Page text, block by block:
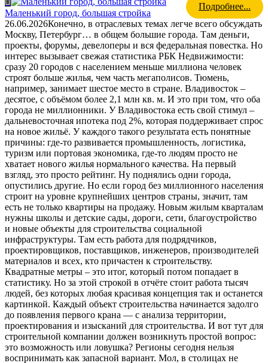
Подробнее...
Маленький город, большая стройка
26.06.2026Конечно, в отраслевых темах легче всего обсуждать
Москву, Петербург… в общем большие города. Там деньги,
проекты, форумы, девелоперы и вся федеральная повестка. Но
интерес вызывает свежая статистика РБК Недвижимости:
сразу 20 городов с населением меньше миллиона человек
строят больше жилья, чем часть мегаполисов. Тюмень,
например, занимает шестое место в стране. Владивосток –
десятое, с объёмом более 2,1 млн кв. м. И это при том, что оба
города не миллионники. У Владивостока есть свой стимул –
дальневосточная ипотека под 2%, которая поддерживает спрос
на новое жильё. У каждого такого результата есть понятные
причины: где-то развивается промышленность, логистика,
туризм или портовая экономика, где-то людям просто не
хватает нового жилья нормального качества. На первый
взгляд, это просто рейтинг. Ну поднялись одни города,
опустились другие. Но если город без миллионного населения
строит на уровне крупнейших центров страны, значит, там
есть не только квартиры на продажу. Новым жилым кварталам
нужны школы и детские сады, дороги, сети, благоустройство
и новые объекты для строительства социальной
инфраструктуры. Там есть работа для подрядчиков,
проектировщиков, поставщиков, инженеров, производителей
материалов и всех, кто причастен к строительству.
Квадратные метры – это итог, который потом попадает в
статистику. Но за этой строкой в отчёте стоит работа тысяч
людей, без которых любая красивая концепция так и останется
картинкой. Каждый объект строительства начинается задолго
до появления первого крана — с анализа территории,
проектирования и изысканий для строительства. И вот тут для
строительной компании должен возникнуть простой вопрос:
это возможность или ловушка? Регионы сегодня нельзя
воспринимать как запасной вариант. Мол, в столицах не